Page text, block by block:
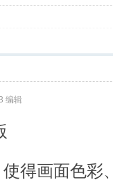
编辑
得画面色彩